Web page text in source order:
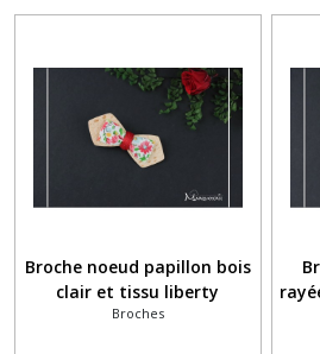
Broche noeud papillon bois
clair et tissu liberty
champêtre
Broches